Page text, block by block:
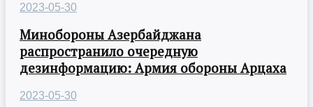
2023-05-30
Минобороны Азербайджана
распространило очередную
дезинформацию: Армия обороны Арцаха
2023-05-30